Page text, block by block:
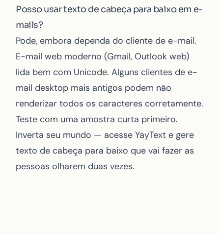
Posso usar texto de cabeça para baixo em e-
mails?
Pode, embora dependa do cliente de e-mail.
E-mail web moderno (Gmail, Outlook web)
lida bem com Unicode. Alguns clientes de e-
mail desktop mais antigos podem não
renderizar todos os caracteres corretamente.
Teste com uma amostra curta primeiro.
Inverta seu mundo — acesse YayText e gere
texto de cabeça para baixo que vai fazer as
pessoas olharem duas vezes.